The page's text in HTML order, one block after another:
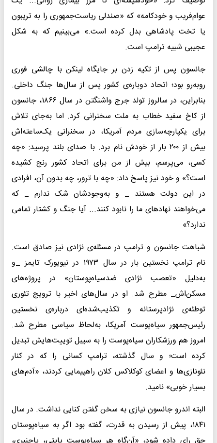
عوام‌فریب و خودکامه» که «صندلی ریاست‌جمهوری را به تریبون
یا تخت پادشاهی بدل کرده است.» می‌بینیم که به شکل
عجیبی شبیه ترامپ است.
جانسون پس از تکیه زدن بر جایگاه لینکن با چالشی فوری
روبه‌رو بود؛ اتحاد دوباره‌ی کشور پس از سال‌ها جنگ داخلی.
بنابراین، در سالروز تولد جرج واشنگتن در سال ۱۸۶۶، جانسون
از کاخ سفید خطاب به ملت سخنرانی کرد. اما به‌جای تلاش
برای یکپارچه‌سازی مردم آمریکا، در سخنرانی یک‌ساعته‌اش
بیش از ۲۰۰ بار از خودش نام برد. با صدای بلند پرسید: «چه
کسی، می‌پرسم، بیش از من برای اتحاد کشور رنج کشیده
است؟» و خود نیز پاسخ داد: «چه با ترور، چه بدون آن، افرادی
در این دولت هستند _ و به‌وجودشان شک ندارم _ که
می‌خواهند نهاد‌های ما را نابود کنند... آیا جنگ و کشتار تمامی
ندارد؟»
شباهت جانسون و ترامپ در مسئله‌ی نژادی نیز صادق است.
نام ترامپ نخستین بار در سال ۱۹۷۳ در نیویورک تایمز _و
به‌دلیل «تعصب نژادی ضدسیاه‌پوستان» در پروژه‌های
مسکن‌اش_ مطرح شد. او در سال‌های اخیر با ترویج تئوری
توطئه‌ی نژادپرستانه و تکذیب‌شده‌ای درباره‌ی نخستین
رئیس‌جمهور سیاه‌پوست آمریکا، به‌لحاظ سیاسی مطرح شد.
امروز هم ورزشکاران سیاه‌پوست را به سیبل توییت‌هایش تبدیل
کرده است؛ و سال گذشته، ترامپ کسانی را که در کنار
نئونازی‌ها و اعضای کوکلاکس کلان راهپیمایی کردند، «آدم‌های
بسیار خوبی» نامید.
البته اندرو جانسون نیازی به سخن گفتن کنایی نداشت. در سال
۱۸۴۱، پیش از رسیدن به قدرت، گفته بود اگر به سیاه‌پوستان